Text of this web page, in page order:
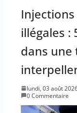
illégales :
dans une
lundi, 03 août
0 Commentaire